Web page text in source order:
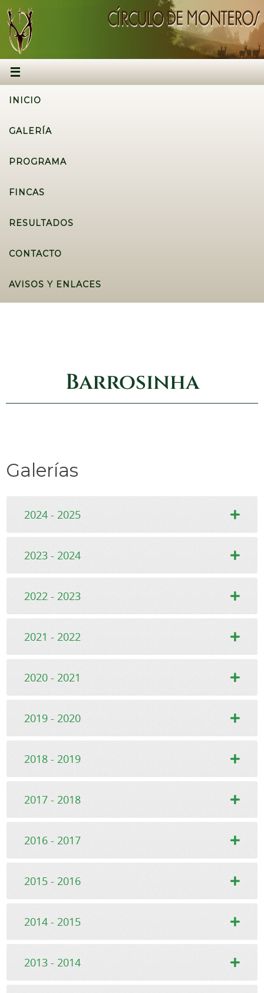
INICIO
GALERÍA
PROGRAMA
FINCAS
RESULTADOS
CONTACTO
AVISOS Y ENLACES
Barrosinha
Galerías
2024 - 2025
2023 - 2024
2022 - 2023
2021 - 2022
2020 - 2021
2019 - 2020
2018 - 2019
2017 - 2018
2016 - 2017
2015 - 2016
2014 - 2015
2013 - 2014